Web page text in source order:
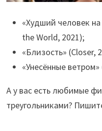
«Худший человек
the World, 2021);
«Близость» (Closer,
«Унесённые
А у вас есть любимые
треугольниками?